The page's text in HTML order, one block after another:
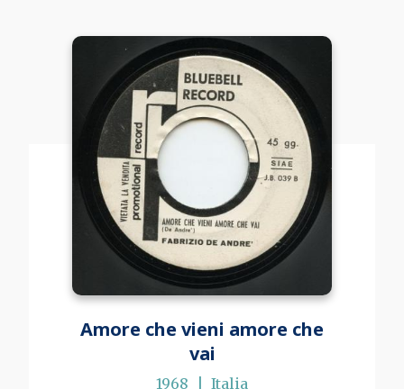
Amore che vieni amore che
vai
1968 Italia